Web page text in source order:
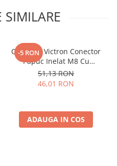
SIMILARE
-5 RON
Conector Victron Conector
Papuc Inelat M8 Cu
Siguranta Fuzibila Ato De
30A Bpc900110014 M8,
51,13 RON
46,01 RON
ADAUGA IN COS